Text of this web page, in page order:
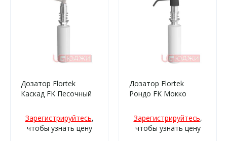
Дозатор Flortek
Каскад FK Песочный
Зарегистрируйтесь,
чтобы узнать цену
Дозатор Flortek
Рондо FK Мокко
Зарегистрируйтесь,
чтобы узнать цену